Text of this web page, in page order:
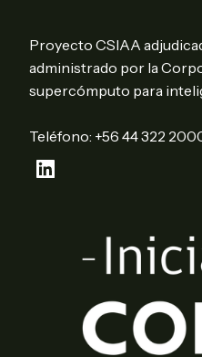
Proyecto CSIAA
administrado por la
supercómputo para
Teléfono: +56 44 322